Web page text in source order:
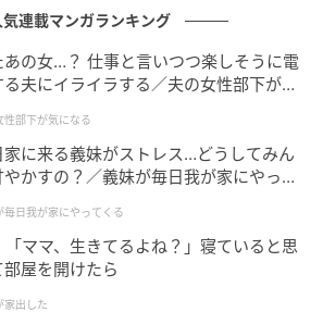
気連載マンガランキング
あの女…？ 仕事と言いつつ楽しそうに電
る夫にイライラする／夫の女性部下が気
性部下が気になる
家に来る義妹がストレス…どうしてみん
やかすの？／義妹が毎日我が家にやって
毎日我が家にやってくる
ママ、生きてるよね？」寝ていると思
部屋を開けたら
家出した